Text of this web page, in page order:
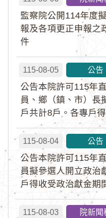
監察院公開114年度
報及各項更正申報之
件
115-08-05 公告
公告本院許可115年
員、鄉（鎮、市）長
戶共計8戶。各專戶
115-08-04 公告
公告本院許可115年
員擬參選人開立政治
戶得收受政治獻金期
115-08-03 院新聞